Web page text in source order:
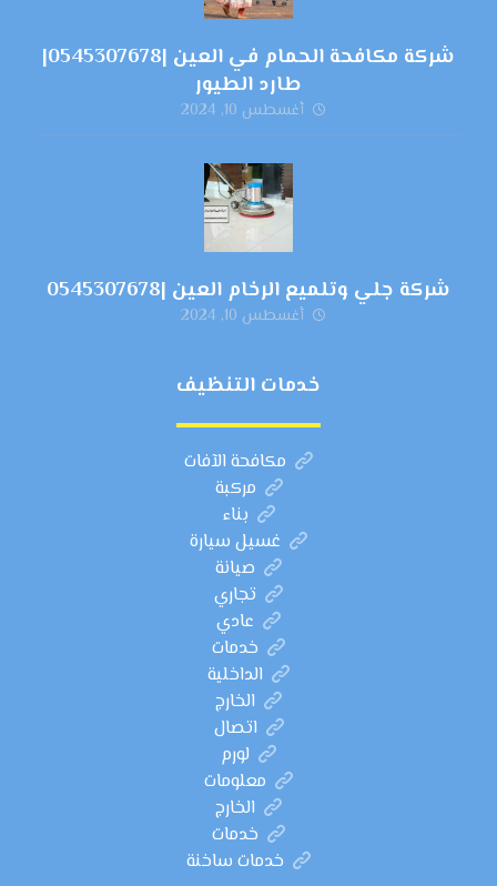
شركة مكافحة الحمام في العين |0545307678|
طارد الطيور
أغسطس 10, 2024
شركة جلي وتلميع الرخام العين |0545307678
أغسطس 10, 2024
خدمات التنظيف
مكافحة الآفات
مركبة
بناء
غسيل سيارة
صيانة
تجاري
عادي
خدمات
الداخلية
الخارج
اتصال
لورم
معلومات
الخارج
خدمات
خدمات ساخنة